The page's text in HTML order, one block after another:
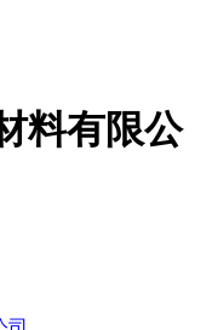
料有限公